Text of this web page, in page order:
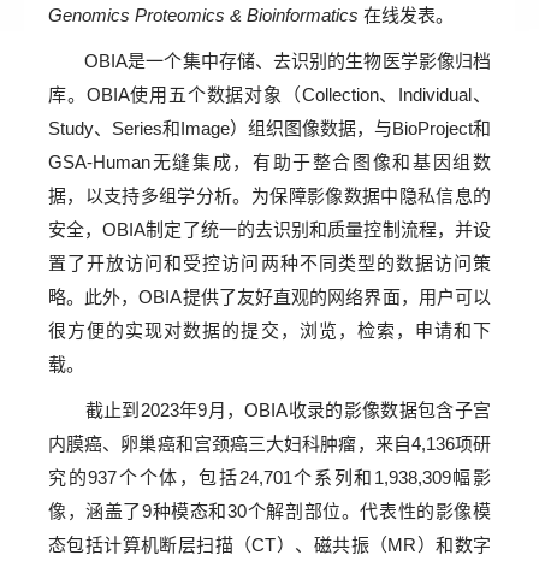
Genomics Proteomics & Bioinformatics 在线发表。
OBIA是一个集中存储、去识别的生物医学影像归档
库。OBIA使用五个数据对象（Collection、Individual、
Study、Series和Image）组织图像数据，与BioProject和
GSA-Human无缝集成，有助于整合图像和基因组数
据，以支持多组学分析。为保障影像数据中隐私信息的
安全，OBIA制定了统一的去识别和质量控制流程，并设
置了开放访问和受控访问两种不同类型的数据访问策
略。此外，OBIA提供了友好直观的网络界面，用户可以
很方便的实现对数据的提交，浏览，检索，申请和下
载。
截止到2023年9月，OBIA收录的影像数据包含子宫
内膜癌、卵巢癌和宫颈癌三大妇科肿瘤，来自4,136项研
究的937个个体，包括24,701个系列和1,938,309幅影
像，涵盖了9种模态和30个解剖部位。代表性的影像模
态包括计算机断层扫描（CT）、磁共振（MR）和数字